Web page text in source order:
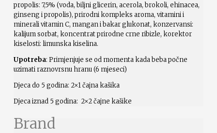
propolis: 7,5% (voda, biljni glicerin, acerola, brokoli, ehinacea,
ginseng i propolis), prirodni kompleks aroma, vitamini i
minerali vitamin C, mangan i bakar glukonat, konzervansi:
kalijum sorbat, koncentrat prirodne crne ribizle, korektor
kiselosti: limunska kiselina.
Upotreba: Primjenjuje se od momenta kada beba počne
uzimati raznovrsnu hranu (6 mjeseci)
Djeca do 5 godina: 2×1 čajna kašika
Djeca iznad 5 godina: 2×2 čajne kašike
Brand